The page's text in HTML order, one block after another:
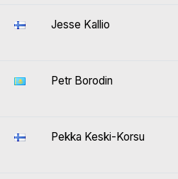
Jesse Kallio
Petr Borodin
Pekka Keski-Korsu